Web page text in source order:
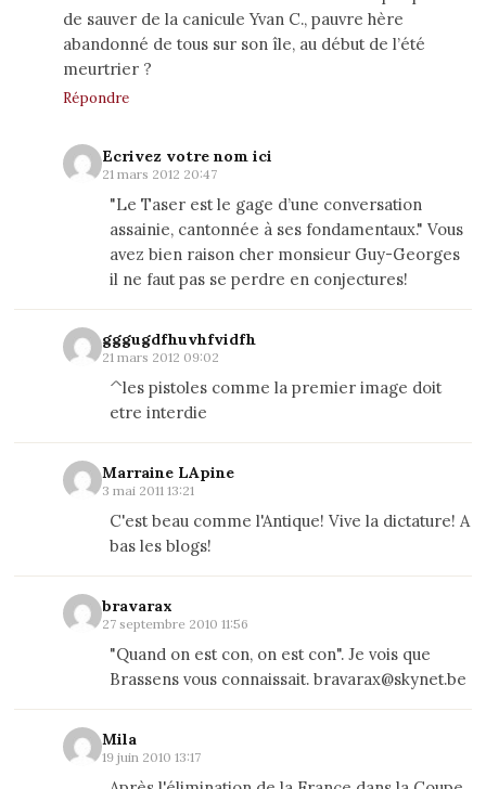
de sauver de la canicule Yvan C., pauvre hère
abandonné de tous sur son île, au début de l’été
meurtrier ?
Répondre
Ecrivez votre nom ici
21 mars 2012 20:47
"Le Taser est le gage d’une conversation
assainie, cantonnée à ses fondamentaux." Vous
avez bien raison cher monsieur Guy-Georges
il ne faut pas se perdre en conjectures!
gggugdfhuvhfvidfh
21 mars 2012 09:02
^les pistoles comme la premier image doit
etre interdie
Marraine LApine
3 mai 2011 13:21
C'est beau comme l'Antique! Vive la dictature! A
bas les blogs!
bravarax
27 septembre 2010 11:56
"Quand on est con, on est con". Je vois que
Brassens vous connaissait. bravarax@skynet.be
Mila
19 juin 2010 13:17